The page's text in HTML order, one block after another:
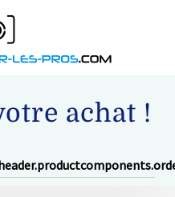
achat !